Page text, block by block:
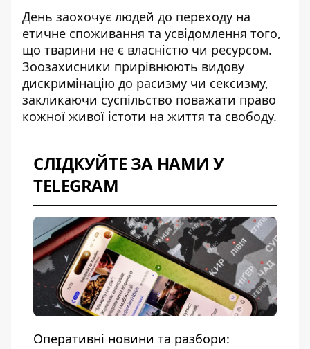
День заохочує людей до переходу на
етичне споживання та усвідомлення того,
що тварини не є власністю чи ресурсом.
Зоозахисники прирівнюють видову
дискримінацію до расизму чи сексизму,
закликаючи суспільство поважати право
кожної живої істоти на життя та свободу.
СЛІДКУЙТЕ ЗА НАМИ У
TELEGRAM
Оперативні новини та разбори: